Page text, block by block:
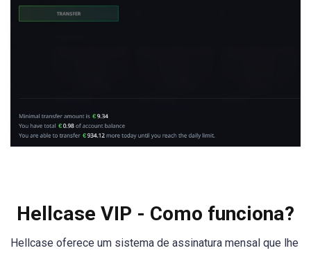
Hellcase VIP - Como funciona?
Hellcase oferece um sistema de assinatura mensal que lhe